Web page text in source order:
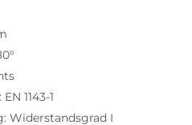
1143-1
Widerstandsgrad I